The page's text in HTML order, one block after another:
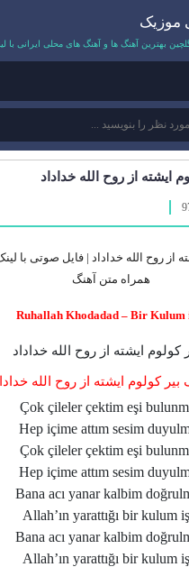
موزیک
بهترین آهنگ ها و آهنگ های محلی ایرانی با
ایشته از روح الله خداداد
از روح الله خداداد | فایل صوتی با
همراه متن آهنگ
Ruhallah Khodadad – Bir Kulum
بیر کولوم ایشته از روح الله
Çok çileler çektim eşi
Hep içime attım sesim
Çok çileler çektim eşi
Hep içime attım sesim
Bana acı yanar kalbim
Allah’ın yarattığı bir kulum
Bana acı yanar kalbim
Allah’ın yarattığı bir kulum